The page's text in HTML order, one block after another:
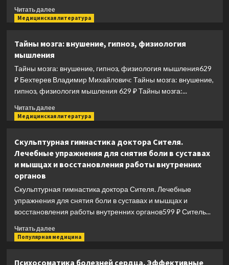
делать
Читать далееПрочитать
больше
здоровья:
диагноза
к
исцелению.
Восстановление
организма
без
поликлиник
Медицинская литература
Тайны мозга: внушение, гипноз, физиология
мышления
Тайны мозга: внушение, гипноз, физиология мышления629
₽ Бехтерев Владимир Михайлович: Тайны мозга: внушение,
гипноз, физиология мышления 629 ₽ Тайны мозга:...
Читать далееПрочитать
больше
мозга:
внушение,
гипноз,
Медицинская литература
Скульптурная гимнастика доктора Сителя.
Лечебные упражнения для снятия боли в суставах
и мышцах и восстановления работы внутренних
органов
Скульптурная гимнастика доктора Сителя. Лечебные
упражнения для снятия боли в суставах и мышцах и
восстановления работы внутренних органов599 ₽ Ситель...
Читать далееПрочитать
больше
Популярная медицина
Психосоматика болезней сердца. Эффективные